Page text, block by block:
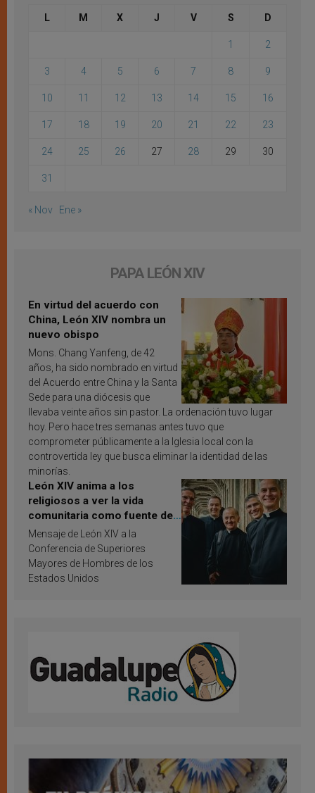
L M X J V S D
1 2
3 4 5 6 7 8 9
10 11 12 13 14 15 16
17 18 19 20 21 22 23
24 25 26 27 28 29 30
31
« Nov Ene »
PAPA LEÓN XIV
En virtud del acuerdo con
China, León XIV nombra un
nuevo obispo
Mons. Chang Yanfeng, de 42
años, ha sido nombrado en virtud
del Acuerdo entre China y la Santa
Sede para una diócesis que
llevaba veinte años sin pastor. La ordenación tuvo lugar
hoy. Pero hace tres semanas antes tuvo que
comprometer públicamente a la Iglesia local con la
controvertida ley que busca eliminar la identidad de las
minorías.
León XIV anima a los
religiosos a ver la vida
comunitaria como fuente de
inspiración y santificación
Mensaje de León XIV a la
Conferencia de Superiores
Mayores de Hombres de los
Estados Unidos